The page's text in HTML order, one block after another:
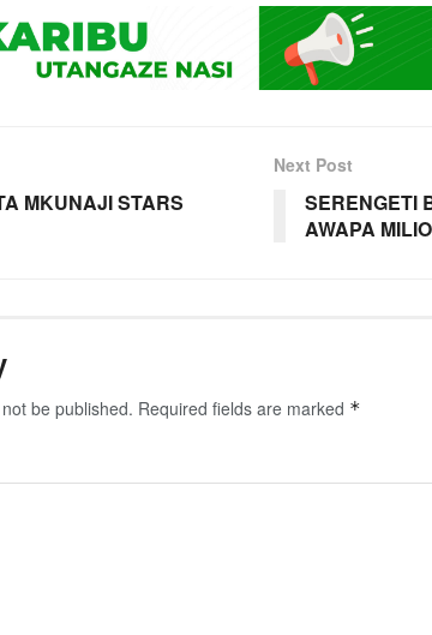
MKUNAJI STARS
Next Post
SERENGETI
AWAPA
be published. Required fields are marked *